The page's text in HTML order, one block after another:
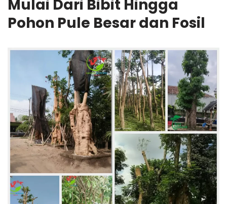
Mulai Dari Bibit Hingga
Pohon Pule Besar dan Fosil